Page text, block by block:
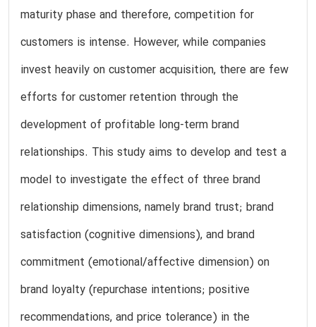
maturity phase and therefore, competition for
customers is intense. However, while companies
invest heavily on customer acquisition, there are few
efforts for customer retention through the
development of profitable long-term brand
relationships. This study aims to develop and test a
model to investigate the effect of three brand
relationship dimensions, namely brand trust; brand
satisfaction (cognitive dimensions), and brand
commitment (emotional/affective dimension) on
brand loyalty (repurchase intentions; positive
recommendations, and price tolerance) in the